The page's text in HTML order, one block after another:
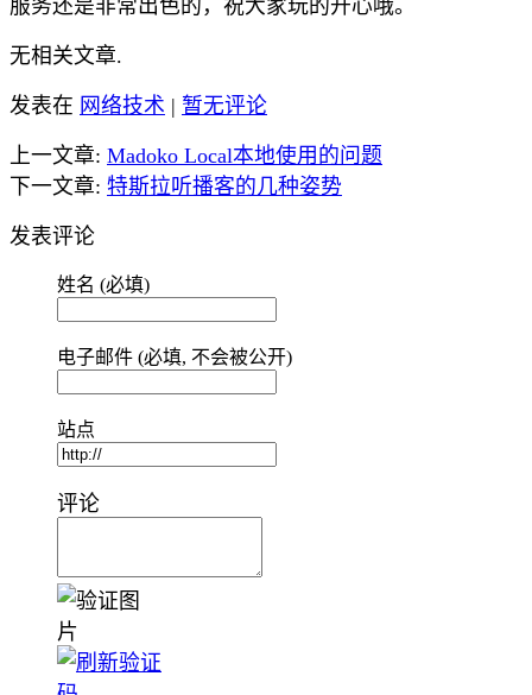
服务还是非常出色的，祝大家玩的开心哦。
无相关文章.
发表在 网络技术 | 暂无评论
上一文章: Madoko Local本地使用的问题
下一文章: 特斯拉听播客的几种姿势
发表评论
姓名 (必填)
电子邮件 (必填, 不会被公开)
站点
评论